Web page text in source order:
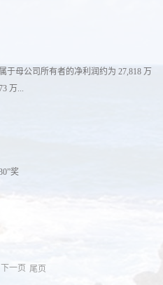
于母公司所有者的净利润约为 27,818 万
万...
01-19
奖
下一页 尾页